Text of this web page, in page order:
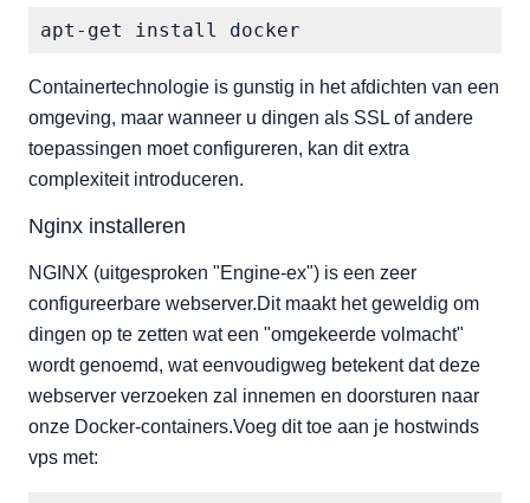
Containertechnologie is gunstig in het afdichten van een
omgeving, maar wanneer u dingen als SSL of andere
toepassingen moet configureren, kan dit extra
complexiteit introduceren.
Nginx installeren
NGINX (uitgesproken "Engine-ex") is een zeer
configureerbare webserver.Dit maakt het geweldig om
dingen op te zetten wat een "omgekeerde volmacht"
wordt genoemd, wat eenvoudigweg betekent dat deze
webserver verzoeken zal innemen en doorsturen naar
onze Docker-containers.Voeg dit toe aan je hostwinds
vps met: